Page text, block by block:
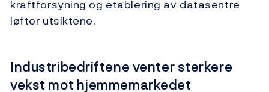
kraftforsyning og etablering av datasentre
løfter utsiktene.
Industribedriftene venter sterkere
vekst mot hjemmemarkedet